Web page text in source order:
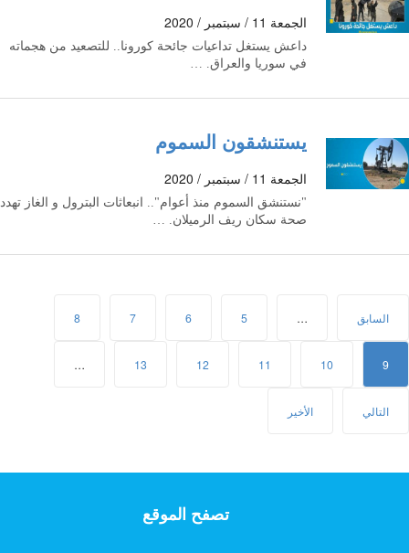
الجمعة 11 / سبتمبر / 2020
داعش يستغل تداعيات جائحة كورونا.. للتصعيد من هجماته
في سوريا والعراق. …
يستنشقون السموم
الجمعة 11 / سبتمبر / 2020
"نستنشق السموم منذ أعوام".. انبعاثات البترول و الغاز تهدد
صحة سكان ريف الرميلان. …
السابق …
5
6
7
8
9
10
11
12
13
…
التالي الأخير
تصفح الموقع